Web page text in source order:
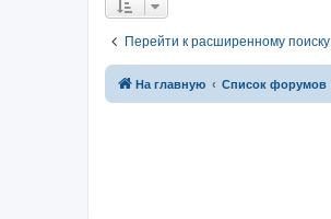
е
н
и
о
щ
е
Перейти к расширенному поиску
На главную Список форумов